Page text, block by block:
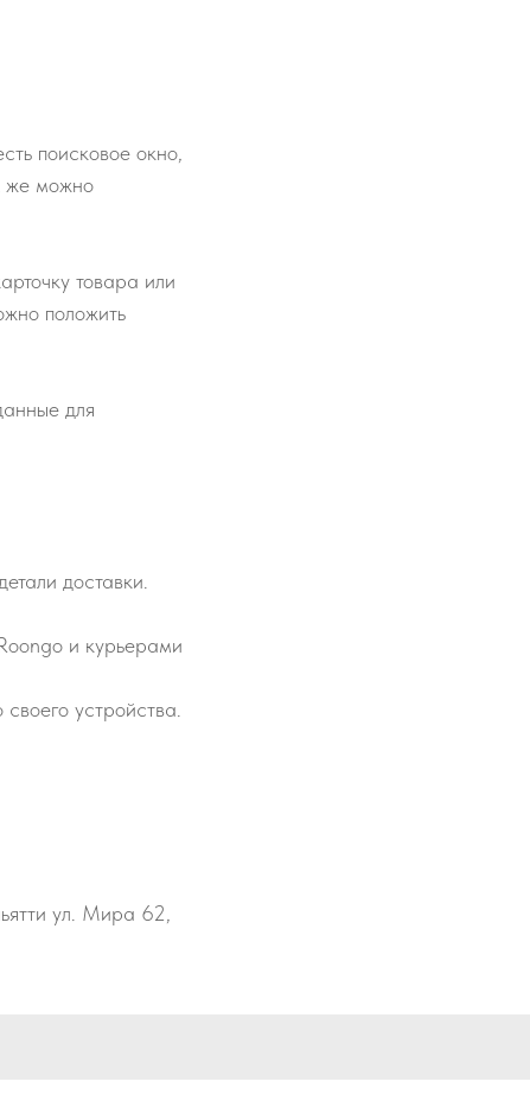
поисковое окно,
же можно
товара или
положить
для
доставки.
и курьерами
устройства.
ул. Мира 62,